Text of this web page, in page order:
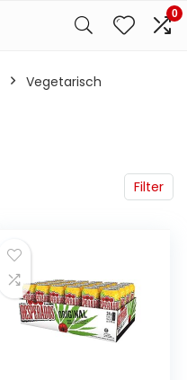
0
‎Vegetarisch
Filter